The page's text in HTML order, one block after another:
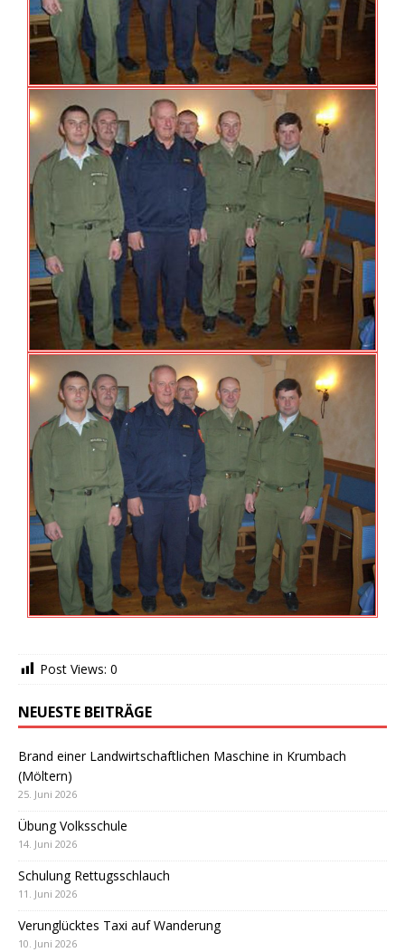
Post Views: 0
NEUESTE BEITRÄGE
Brand einer Landwirtschaftlichen Maschine in Krumbach
(Möltern)
25. Juni 2026
Übung Volksschule
14. Juni 2026
Schulung Rettugsschlauch
11. Juni 2026
Verunglücktes Taxi auf Wanderung
10. Juni 2026